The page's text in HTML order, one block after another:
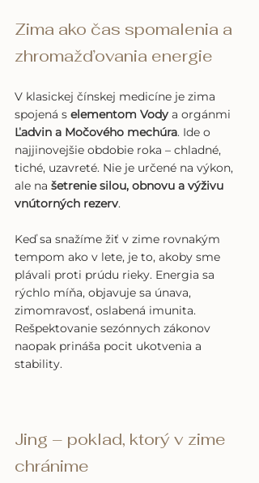
Zima ako čas spomalenia a
zhromažďovania energie
V klasickej čínskej medicíne je zima
spojená s elementom Vody a orgánmi
Ľadvin a Močového mechúra. Ide o
najjinovejšie obdobie roka – chladné,
tiché, uzavreté. Nie je určené na výkon,
ale na šetrenie silou, obnovu a výživu
vnútorných rezerv.
Keď sa snažíme žiť v zime rovnakým
tempom ako v lete, je to, akoby sme
plávali proti prúdu rieky. Energia sa
rýchlo míňa, objavuje sa únava,
zimomravosť, oslabená imunita.
Rešpektovanie sezónnych zákonov
naopak prináša pocit ukotvenia a
stability.
Jing – poklad, ktorý v zime
chránime